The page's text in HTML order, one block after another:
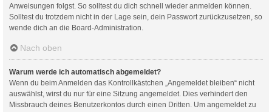
Anweisungen folgst. So solltest du dich schnell wieder anmelden können.
Solltest du trotzdem nicht in der Lage sein, dein Passwort zurückzusetzen, so
wende dich an die Board-Administration.
Nach oben
Warum werde ich automatisch abgemeldet?
Wenn du beim Anmelden das Kontrollkästchen „Angemeldet bleiben“ nicht
auswählst, wirst du nur für eine Sitzung angemeldet. Dies verhindert den
Missbrauch deines Benutzerkontos durch einen Dritten. Um angemeldet zu